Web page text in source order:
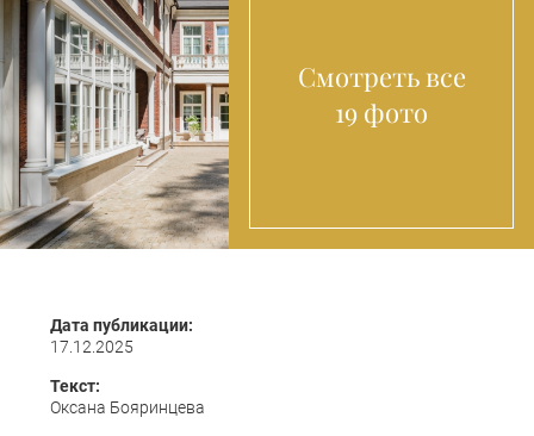
Смотреть все
19 фото
Дата публикации:
17.12.2025
Текст:
Оксана Бояринцева